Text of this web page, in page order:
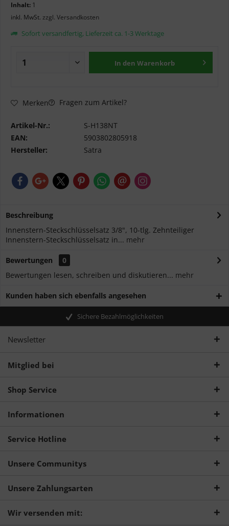
Inhalt: 1
inkl. MwSt. zzgl. Versandkosten
Sofort versandfertig, Lieferzeit ca. 1-3 Werktage
In den Warenkorb
Merken Fragen zum Artikel?
Artikel-Nr.:
S-H138NT
EAN:
5903802805918
Hersteller:
Satra
Beschreibung
Innenstern-Steckschlüsselsatz 3/8", 10-tlg. Zehnteiliger
Innenstern-Steckschlüsselsatz in... mehr
Bewertungen
0
Bewertungen lesen, schreiben und diskutieren... mehr
Kunden haben sich ebenfalls angesehen
Sichere Bezahlmöglichkeiten
Newsletter
Mitglied bei
Shop Service
Informationen
Service Hotline
Unsere Communitys
Unsere Zahlungsarten
Wir versenden mit: